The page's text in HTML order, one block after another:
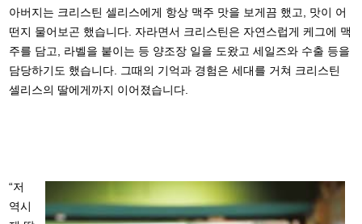
아버지는 크리스틴 셀리스에게 항상 맥주 맛을 보게끔 했고, 맛이 어
떤지 물어보곤 했습니다. 자라면서 크리스틴은 자연스럽게 케그에 맥
주를 담고, 라벨을 붙이는 등 양조장 일을 도왔고 세일즈와 수출 등을
담당하기도 했습니다. 그때의 기억과 경험은 세대를 거쳐 크리스틴
셀리스의 딸에게까지 이어졌습니다.
“저
역시